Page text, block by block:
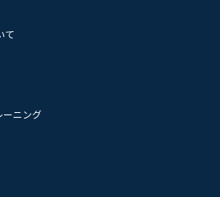
て
ーニング